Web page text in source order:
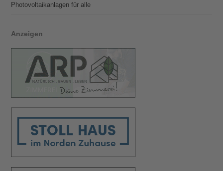
Photovoltaik­­anlagen für alle
Anzeigen